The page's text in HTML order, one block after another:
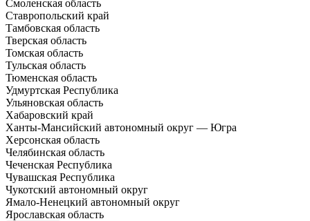
Смоленская область
Ставропольский край
Тамбовская область
Тверская область
Томская область
Тульская область
Тюменская область
Удмуртская Республика
Ульяновская область
Хабаровский край
Ханты-Мансийский автономный округ — Югра
Херсонская область
Челябинская область
Чеченская Республика
Чувашская Республика
Чукотский автономный округ
Ямало-Ненецкий автономный округ
Ярославская область